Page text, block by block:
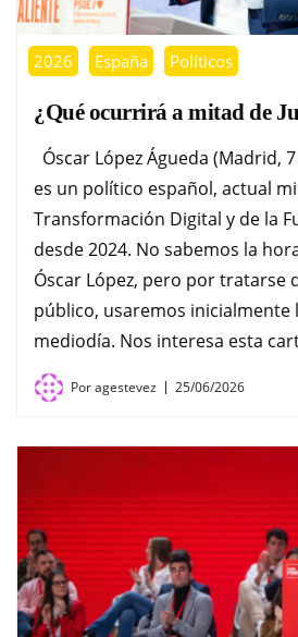
2026 España Políticos
¿Qué ocurrirá a mitad de
Óscar López Águeda (Madrid,
es un político español, actual
Transformación Digital y de la
desde 2024. No sabemos la
Óscar López, pero por tratarse
público, usaremos inicialmente
mediodía. Nos interesa esta
Poragestevez 25/06/2026